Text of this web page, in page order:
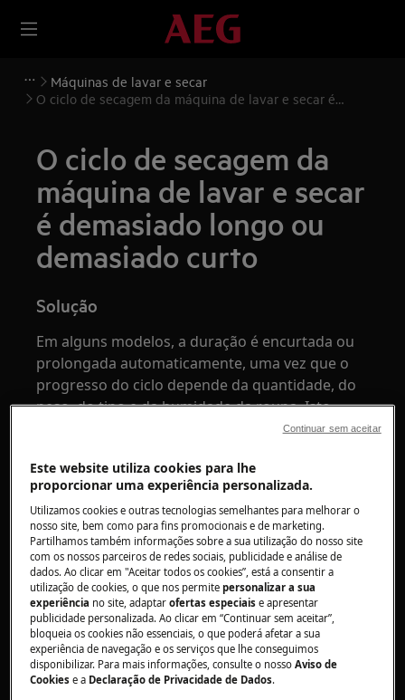
Máquinas de lavar e secar
O ciclo de secagem da máquina de lavar e secar é
O ciclo de secagem da
máquina de lavar e secar
é demasiado longo ou
demasiado curto
Solução
Em alguns modelos, a duração é encurtada ou
prolongada automaticamente, uma vez que o
progresso do ciclo depende da quantidade, do
peso, do tipo e da humidade da roupa. Isto
aplica-se aos ciclos de lavagem e de secagem.
Se o aparelho estiver a fazer um ciclo de
secagem, o ciclo pode ser encurtado ou
prolongado em função da quantidade, do
peso, do tipo e da humidade da roupa. Alguns
modelos também detetam eletronicamente o
grau de secura da roupa e não terminam o
ciclo enquanto a roupa não estiver
totalmente seca.
Veja as seguintes sugestões:
Se a função de cuba cheia estiver
Este website utiliza cookies para lhe
proporcionar uma experiência personalizada.
Utilizamos cookies e outras tecnologias semelhantes para melhorar o
nosso site, bem como para fins promocionais e de marketing.
Partilhamos também informações sobre a sua utilização do nosso site
com os nossos parceiros de redes sociais, publicidade e análise de
dados. Ao clicar em "Aceitar todos os cookies”, está a consentir a
utilização de cookies, o que nos permitepersonalizar a sua
experiência no site, adaptarofertas especiaise apresentar
publicidade personalizada. Ao clicar em “Continuar sem aceitar”,
bloqueia os cookies não essenciais, o que poderá afetar a sua
experiência de navegação e os serviços que lhe conseguimos
disponibilizar. Para mais informações, consulte o nossoAviso de
Cookies e a Declaração de Privacidade de Dados.
Continuar sem aceitar